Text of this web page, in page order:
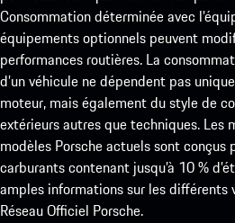
Consommation déterminée avec
équipements optionnels peuvent
performances routières. La
d’un véhicule ne dépendent pas
moteur, mais également du style de
extérieurs autres que techniques. Les
modèles Porsche actuels sont conçus
carburants contenant jusqu’à 10 %
amples informations sur les différents
Réseau Officiel Porsche.